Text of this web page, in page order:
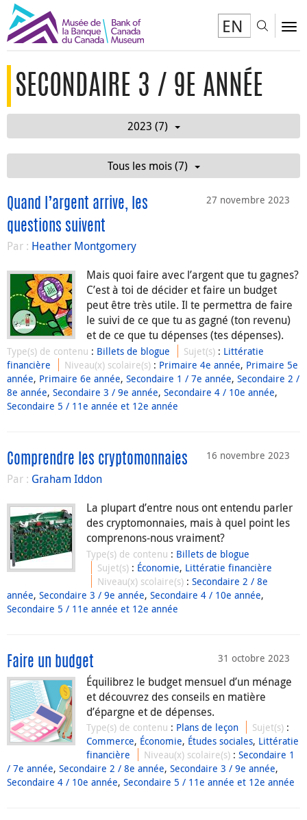
EN
SECONDAIRE 3 / 9E ANNÉE
2023 (7)
Tous les mois (7)
27 novembre 2023
Quand l’argent arrive, les
questions suivent
Par : Heather Montgomery
Mais quoi faire avec l’argent que tu gagnes?
C’est à toi de décider et faire un budget
peut être très utile. Il te permettra de faire
le suivi de ce que tu as gagné (ton revenu)
et de ce que tu dépenses (tes dépenses).
Type(s) de contenu : Billets de blogue Sujet(s) : Littératie
financière
Niveau(x) scolaire(s) : Primaire 4e année, Primaire 5e
année, Primaire 6e année, Secondaire 1 / 7e année, Secondaire 2 /
8e année, Secondaire 3 / 9e année, Secondaire 4 / 10e année,
Secondaire 5 / 11e année et 12e année
16 novembre 2023
Comprendre les cryptomonnaies
Par : Graham Iddon
La plupart d’entre nous ont entendu parler
des cryptomonnaies, mais à quel point les
comprenons-nous vraiment?
Type(s) de contenu : Billets de blogue
Sujet(s) : Économie, Littératie financière
Niveau(x) scolaire(s) :Secondaire 2 / 8e
année, Secondaire 3 / 9e année, Secondaire 4 / 10e année,
Secondaire 5 / 11e année et 12e année
31 octobre 2023
Faire un budget
Équilibrez le budget mensuel d’un ménage
et découvrez des conseils en matière
d’épargne et de dépenses.
Type(s) de contenu : Plans de leçon Sujet(s) :
Commerce, Économie, Études sociales, Littératie
financière
Niveau(x) scolaire(s) :Secondaire 1
/ 7e année, Secondaire 2 / 8e année, Secondaire 3 / 9e année,
Secondaire 4 / 10e année, Secondaire 5 / 11e année et 12e année